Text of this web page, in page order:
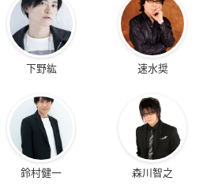
下野紘 速水奨
鈴村健一 森川智之